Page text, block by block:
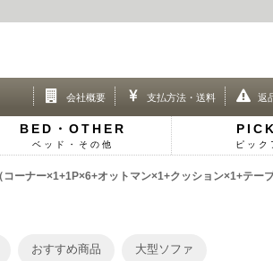
会社概要 支払方法・送料 返
BED・OTHER
ベッド・その他 ピック
ーナー×1+1P×6+オットマン×1+クッション×1+テー
おすすめ商品 大型ソファ